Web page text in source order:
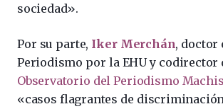
sociedad».
Por su parte, Iker Merchán, doctor
Periodismo por la EHU y codirector
Observatorio del Periodismo
«casos flagrantes de